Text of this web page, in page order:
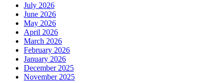
July 2026
June 2026
May 2026
April 2026
March 2026
February 2026
January 2026
December 2025
November 2025